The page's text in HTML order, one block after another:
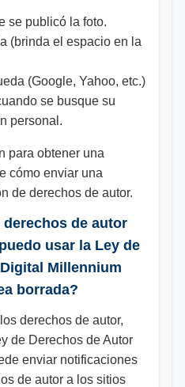
se publicó la foto.
(brinda el espacio en la
(Google, Yahoo, etc.)
se busque su
personal.
para obtener una
cómo enviar una
de derechos de autor.
de autor
usar la Ley de
Millennium
borrada?
derechos de autor,
de Derechos de Autor
enviar notificaciones
de autor a los sitios